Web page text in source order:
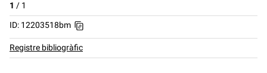
1 / 1
ID: 12203518bm
Registre bibliogràfic